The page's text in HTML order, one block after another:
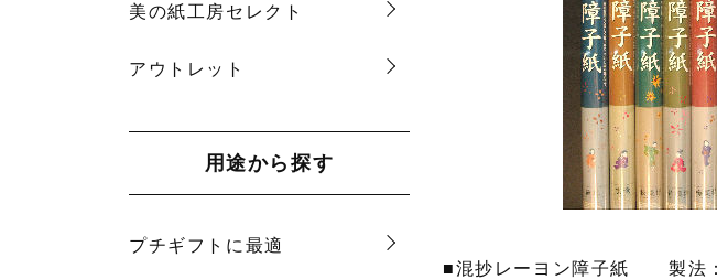
美の紙工房セレクト
アウトレット
用途から探す
プチギフトに最適
■混抄レーヨン障子紙 製法：